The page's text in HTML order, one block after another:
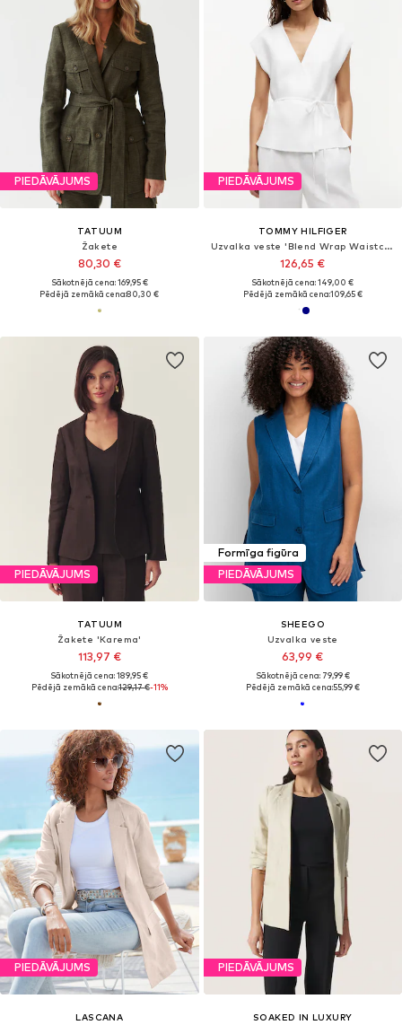
PIEDĀVĀJUMS
TATUUM
Žakete
80,30 €
Sākotnējā cena: 169,95 €
Pēdējā zemākā cena:80,30 €
PIEDĀVĀJUMS
TOMMY HILFIGER
Uzvalka veste 'Blend Wrap Waistcoat'
126,65 €
Sākotnējā cena: 149,00 €
Pēdējā zemākā cena:109,65 €
PIEDĀVĀJUMS
TATUUM
Žakete 'Karema'
113,97 €
Sākotnējā cena: 189,95 €
Pēdējā zemākā cena:129,17 €-11%
Formīga figūra
PIEDĀVĀJUMS
SHEEGO
Uzvalka veste
63,99 €
Sākotnējā cena: 79,99 €
Pēdējā zemākā cena:55,99 €
PIEDĀVĀJUMS
LASCANA
PIEDĀVĀJUMS
SOAKED IN LUXURY